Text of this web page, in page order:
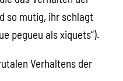
so mutig, ihr schlagt
pegueu als xiquets“).
Verhaltens der